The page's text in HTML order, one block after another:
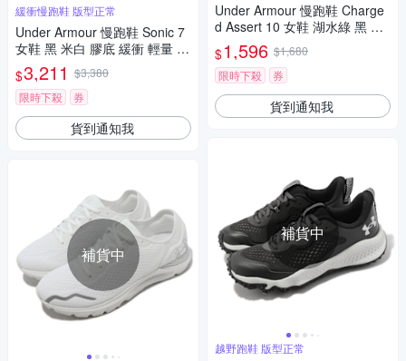
緩衝慢跑鞋 版型正常
Under Armour 慢跑鞋 Sonic 7
女鞋 黑 米白 膠底 緩衝 輕量 運
動鞋 UA 3028003001
$3,211 $3,380
限時下殺
券
貨到通知我
補貨中
Under Armour 慢跑鞋 Charge
d Assert 10 女鞋 湖水綠 黑 緩
震 穩定 運動鞋 UA 302617930
0
$1,596 $1,680
限時下殺
券
貨到通知我
補貨中
越野跑鞋 版型正常